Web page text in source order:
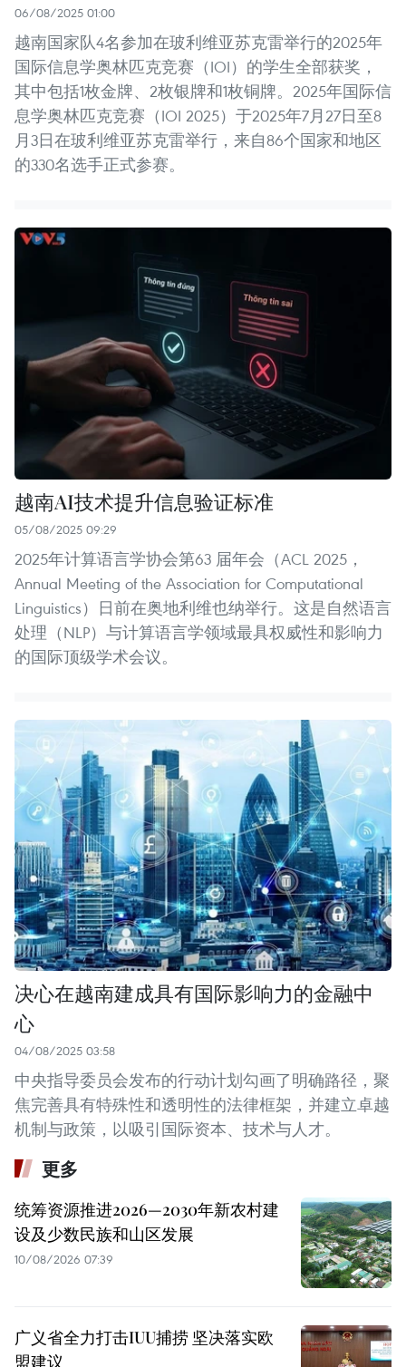
06/08/2025 01:00
越南国家队4名参加在玻利维亚苏克雷举行的2025年
国际信息学奥林匹克竞赛（IOI）的学生全部获奖，
其中包括1枚金牌、2枚银牌和1枚铜牌。2025年国际信
息学奥林匹克竞赛（IOI 2025）于2025年7月27日至8
月3日在玻利维亚苏克雷举行，来自86个国家和地区
的330名选手正式参赛。
越南AI技术提升信息验证标准
05/08/2025 09:29
2025年计算语言学协会第63 届年会（ACL 2025，
Annual Meeting of the Association for Computational
Linguistics）日前在奥地利维也纳举行。这是自然语言
处理（NLP）与计算语言学领域最具权威性和影响力
的国际顶级学术会议。
决心在越南建成具有国际影响力的金融中
心
04/08/2025 03:58
中央指导委员会发布的行动计划勾画了明确路径，聚
焦完善具有特殊性和透明性的法律框架，并建立卓越
机制与政策，以吸引国际资本、技术与人才。
更多
统筹资源推进2026—2030年新农村建
设及少数民族和山区发展
10/08/2026 07:39
广义省全力打击IUU捕捞 坚决落实欧
盟建议